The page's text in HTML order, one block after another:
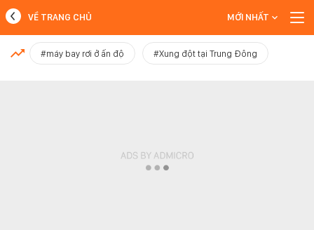
MỚI NHẤT
VỀ TRANG CHỦ MỚI NHẤT
#máy bay rơi ở ấn độ #Xung đột tại Trung Đông